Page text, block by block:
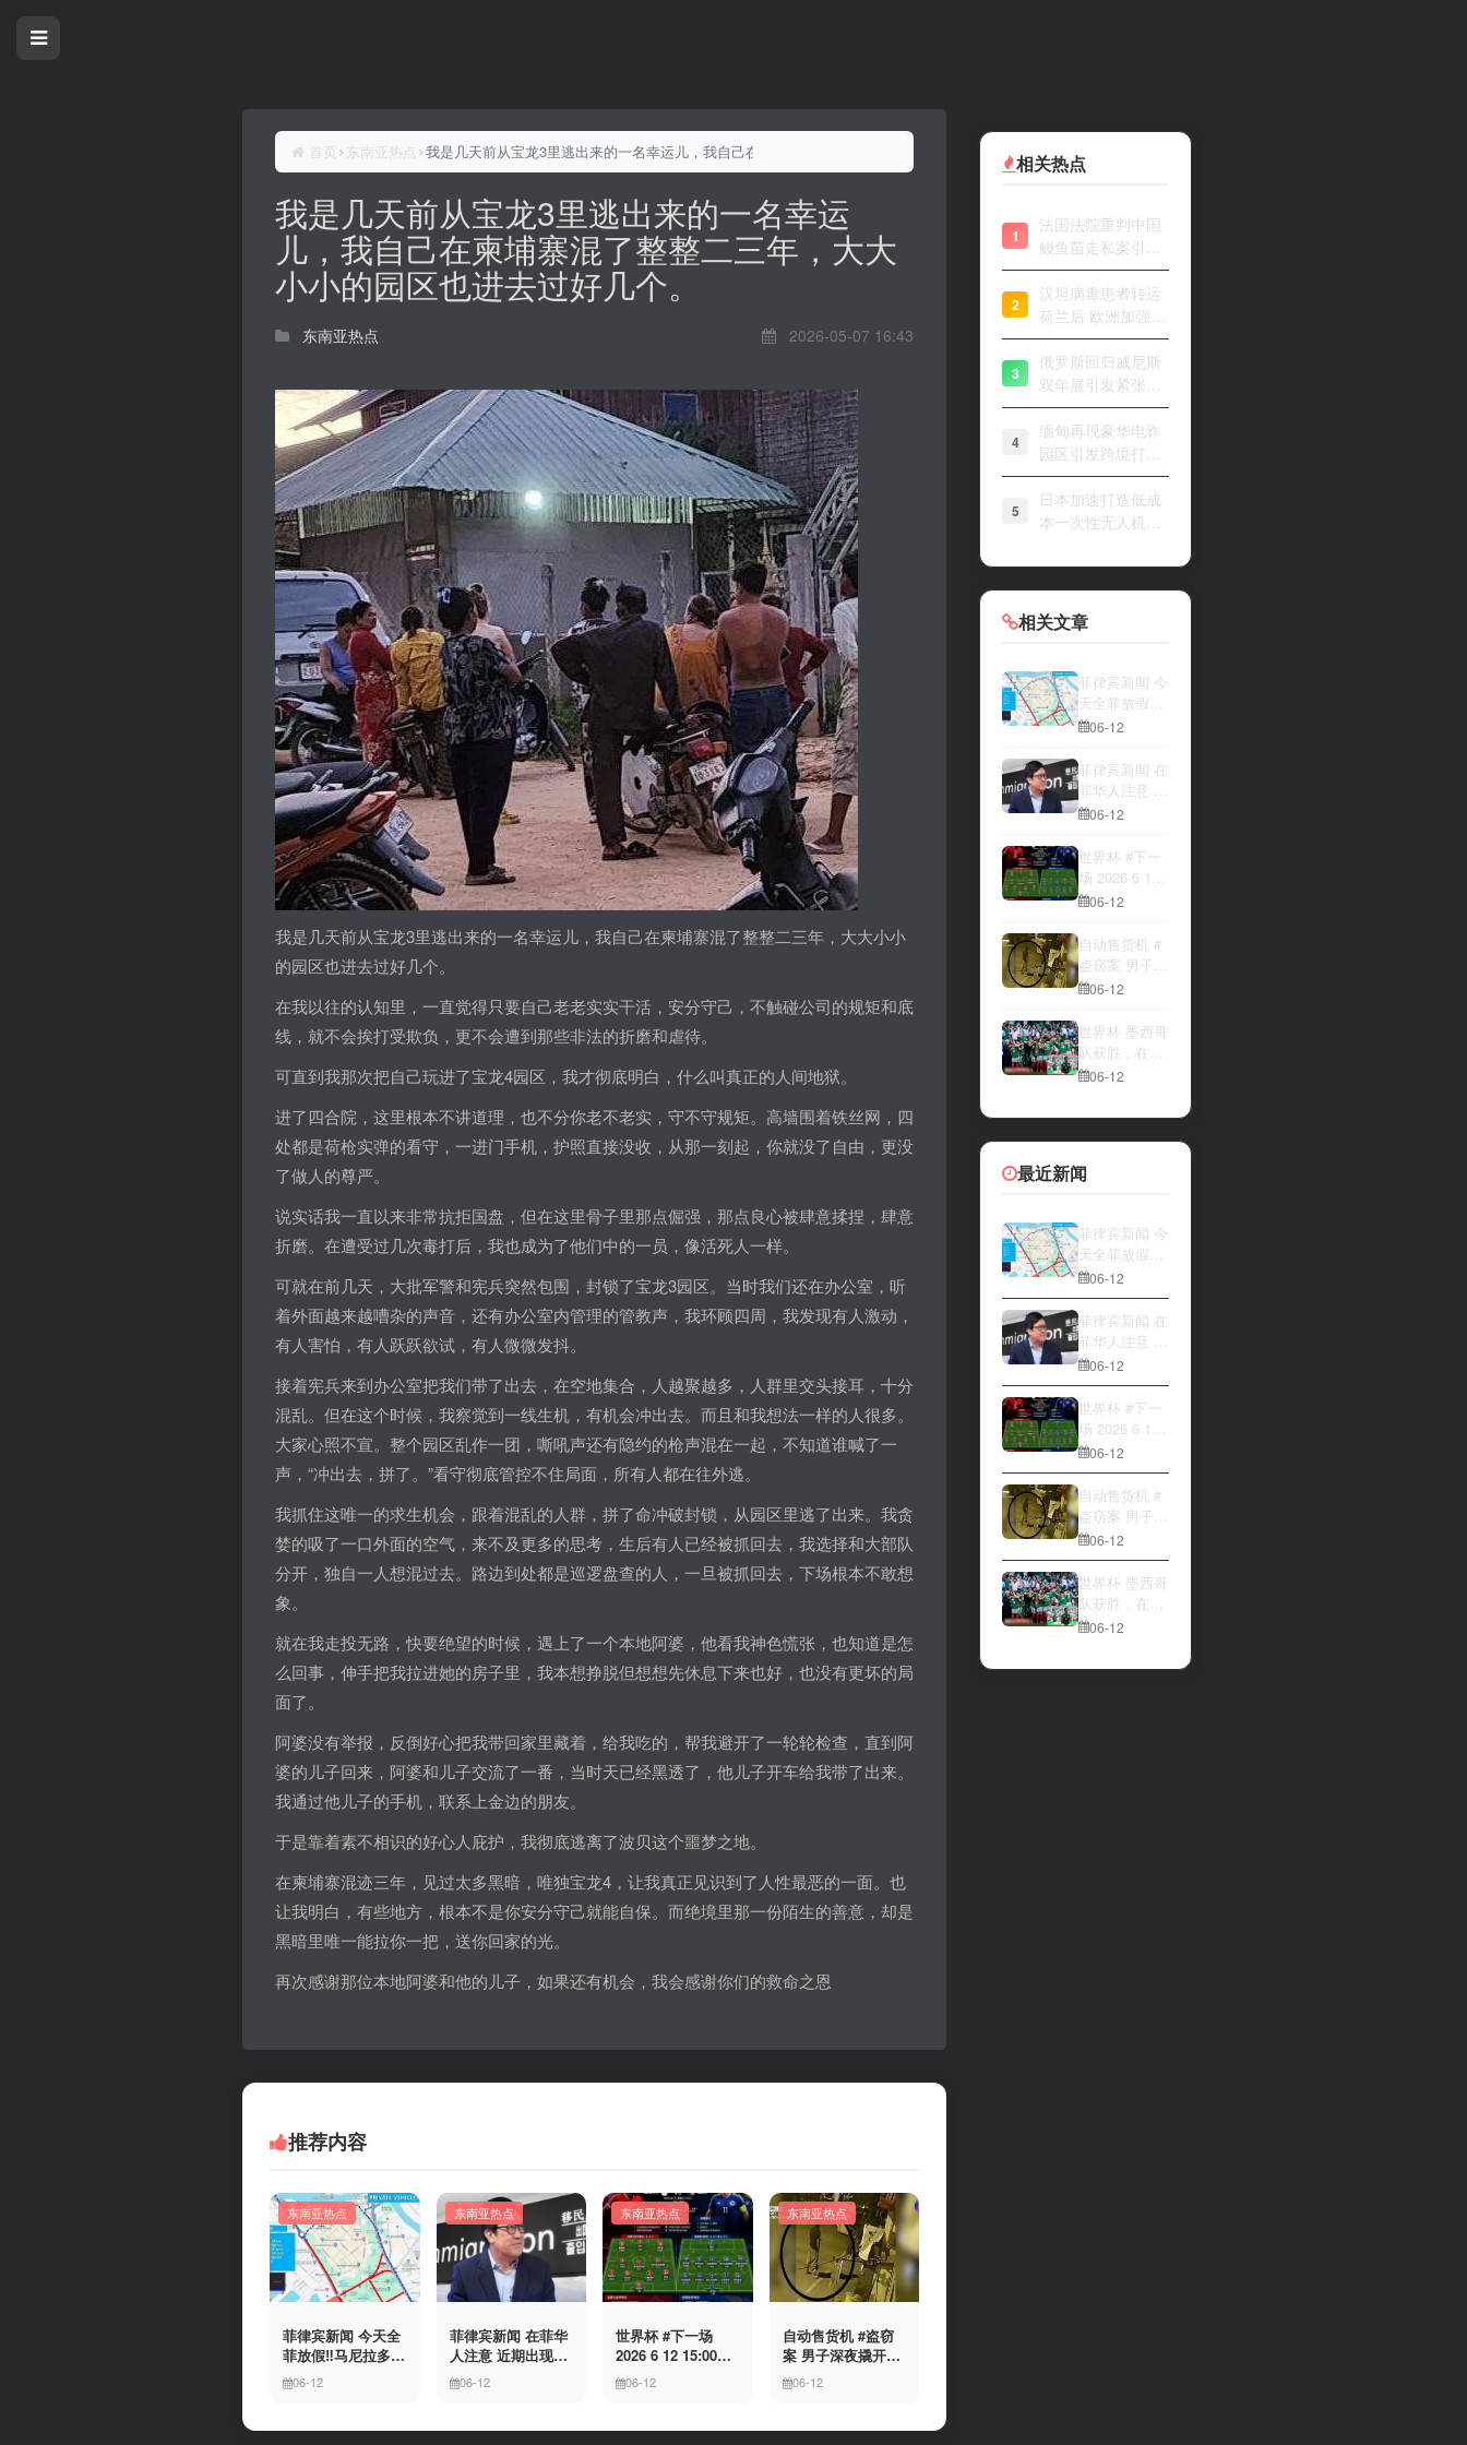
首页 东南亚热点 我是几天前从宝龙3里逃出来的一名幸运儿，我自己在柬埔寨混了整整二三年，大大小小的园区也进去过好几个。
我是几天前从宝龙3里逃出来的一名幸运
儿，我自己在柬埔寨混了整整二三年，大大
小小的园区也进去过好几个。
东南亚热点 2026-05-07 16:43
我是几天前从宝龙3里逃出来的一名幸运儿，我自己在柬埔寨混了整整二三年，大大小小
的园区也进去过好几个。
在我以往的认知里，一直觉得只要自己老老实实干活，安分守己，不触碰公司的规矩和底
线，就不会挨打受欺负，更不会遭到那些非法的折磨和虐待。
可直到我那次把自己玩进了宝龙4园区，我才彻底明白，什么叫真正的人间地狱。
进了四合院，这里根本不讲道理，也不分你老不老实，守不守规矩。高墙围着铁丝网，四
处都是荷枪实弹的看守，一进门手机，护照直接没收，从那一刻起，你就没了自由，更没
了做人的尊严。
说实话我一直以来非常抗拒国盘，但在这里骨子里那点倔强，那点良心被肆意揉捏，肆意
折磨。在遭受过几次毒打后，我也成为了他们中的一员，像活死人一样。
可就在前几天，大批军警和宪兵突然包围，封锁了宝龙3园区。当时我们还在办公室，听
着外面越来越嘈杂的声音，还有办公室内管理的管教声，我环顾四周，我发现有人激动，
有人害怕，有人跃跃欲试，有人微微发抖。
接着宪兵来到办公室把我们带了出去，在空地集合，人越聚越多，人群里交头接耳，十分
混乱。但在这个时候，我察觉到一线生机，有机会冲出去。而且和我想法一样的人很多。
大家心照不宣。整个园区乱作一团，嘶吼声还有隐约的枪声混在一起，不知道谁喊了一
声，“冲出去，拼了。”看守彻底管控不住局面，所有人都在往外逃。
我抓住这唯一的求生机会，跟着混乱的人群，拼了命冲破封锁，从园区里逃了出来。我贪
婪的吸了一口外面的空气，来不及更多的思考，生后有人已经被抓回去，我选择和大部队
分开，独自一人想混过去。路边到处都是巡逻盘查的人，一旦被抓回去，下场根本不敢想
象。
就在我走投无路，快要绝望的时候，遇上了一个本地阿婆，他看我神色慌张，也知道是怎
么回事，伸手把我拉进她的房子里，我本想挣脱但想想先休息下来也好，也没有更坏的局
面了。
阿婆没有举报，反倒好心把我带回家里藏着，给我吃的，帮我避开了一轮轮检查，直到阿
婆的儿子回来，阿婆和儿子交流了一番，当时天已经黑透了，他儿子开车给我带了出来。
我通过他儿子的手机，联系上金边的朋友。
于是靠着素不相识的好心人庇护，我彻底逃离了波贝这个噩梦之地。
在柬埔寨混迹三年，见过太多黑暗，唯独宝龙4，让我真正见识到了人性最恶的一面。也
让我明白，有些地方，根本不是你安分守己就能自保。而绝境里那一份陌生的善意，却是
黑暗里唯一能拉你一把，送你回家的光。
再次感谢那位本地阿婆和他的儿子，如果还有机会，我会感谢你们的救命之恩
推荐内容
东南亚热点
菲律宾新闻 今天全
菲放假‼️马尼拉多地
封路06-12
东南亚热点
菲律宾新闻 在菲华
人注意 近期出现假
冒移民局执法人员
上门敲诈案件，已
06-12
东南亚热点
世界杯 #下一场
2026 6 12 15:00整
加拿大与波黑的较
量 究竟胜利的天平
加拿大借助主场优
06-12
东南亚热点
自动售货机 #盗窃
案 男子深夜撬开自
动售货机，2000比
索硬币被一扫而空
06-12
相关热点
1
法国法院重判中国
鳗鱼苗走私案引关
注
2
汉坦病毒患者转运
荷兰后 欧洲加强风
险评估
3
俄罗斯回归威尼斯
双年展引发紧张开
幕
4
缅甸再现豪华电诈
园区引发跨境打击
关注
5
日本加速打造低成
本一次性无人机战
相关文章
菲律宾新闻 今
天全菲放假‼️
马尼拉多地封
06-12
菲律宾新闻 在
菲华人注意 近
期出现假冒移
上门敲诈案
件，已有多人
举报中招
06-12
世界杯 #下一
场 2026 6 12
15:00整 加拿
量 究竟胜利的
天平会倾向哪
一方，是加拿
大借助主场优
势笑到最后，
还是波黑上演
逆袭好戏？让
我们拭目以
06-12
自动售货机 #
盗窃案 男子深
夜撬开自动售
索硬币被一扫
而空
06-12
世界杯 墨西哥
队获胜，在首
场比赛中击败
06-12
最近新闻
菲律宾新闻 今
天全菲放假‼️
马尼拉多地封
路
06-12
菲律宾新闻 在
菲华人注意 近
期出现假冒移
民局执法人员
上门敲诈案
件，已有多人
举报中招
06-12
世界杯 #下一
场 2026 6 12
15:00整 加拿
大与波黑的较
量 究竟胜利的
天平会倾向哪
一方，是加拿
大借助主场优
势笑到最后，
还是波黑上演
逆袭好戏？让
我们拭目以
06-12
自动售货机 #
盗窃案 男子深
夜撬开自动售
货机，2000比
索硬币被一扫
而空
06-12
世界杯 墨西哥
队获胜，在首
场比赛中击败
06-12